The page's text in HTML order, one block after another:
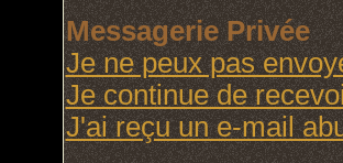
Messagerie Privée
Je ne peux pas
Je continue de
J'ai reçu un e-mail